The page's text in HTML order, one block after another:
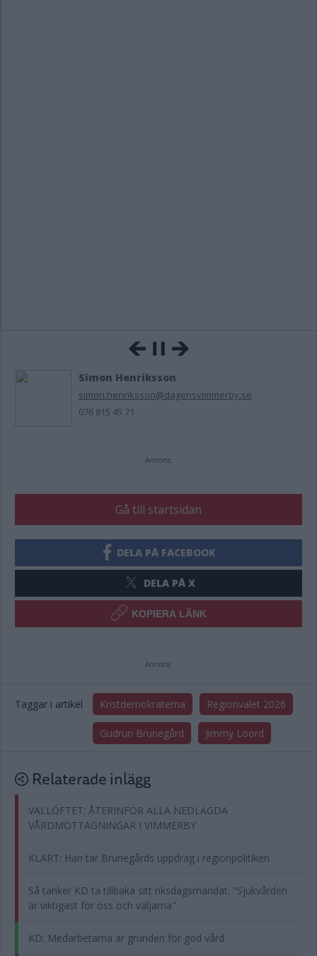
Simon Henriksson
simon.henriksson@dagensvimmerby.se
076 815 45 71
Annons:
Gå till startsidan
DELA PÅ FACEBOOK
DELA PÅ X
KOPIERA LÄNK
Annons:
Taggar i artikel Kristdemokraterna Regionvalet 2026
Gudrun Brunegård Jimmy Loord
Relaterade inlägg
VALLÖFTET: ÅTERINFÖR ALLA NEDLAGDA
VÅRDMOTTAGNINGAR I VIMMERBY
KLART: Han tar Brunegårds uppdrag i regionpolitiken
Så tänker KD ta tillbaka sitt riksdagsmandat: "Sjukvården
är viktigast för oss och väljarna"
KD: Medarbetarna är grunden för god vård